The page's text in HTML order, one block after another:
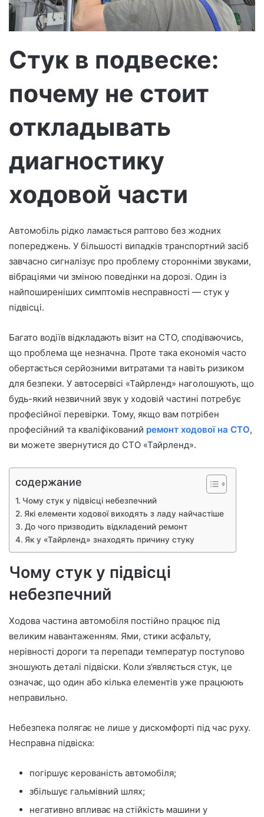
Стук в подвеске:
почему не стоит
откладывать
диагностику
ходовой части
Автомобіль рідко ламається раптово без жодних
попереджень. У більшості випадків транспортний засіб
завчасно сигналізує про проблему сторонніми звуками,
вібраціями чи зміною поведінки на дорозі. Один із
найпоширеніших симптомів несправності — стук у
підвісці.
Багато водіїв відкладають візит на СТО, сподіваючись,
що проблема ще незначна. Проте така економія часто
обертається серйозними витратами та навіть ризиком
для безпеки. У автосервісі «Тайрленд» наголошують, що
будь-який незвичний звук у ходовій частині потребує
професійної перевірки. Тому, якщо вам потрібен
професійний та кваліфікований ремонт ходової на СТО,
ви можете звернутися до СТО «Тайрленд».
содержание
Чому стук у підвісці небезпечний
Які елементи ходової виходять з ладу найчастіше
До чого призводить відкладений ремонт
Як у «Тайрленд» знаходять причину стуку
Чому стук у підвісці
небезпечний
Ходова частина автомобіля постійно працює під
великим навантаженням. Ями, стики асфальту,
нерівності дороги та перепади температур поступово
зношують деталі підвіски. Коли з’являється стук, це
означає, що один або кілька елементів уже працюють
неправильно.
Небезпека полягає не лише у дискомфорті під час руху.
Несправна підвіска:
погіршує керованість автомобіля;
збільшує гальмівний шлях;
негативно впливає на стійкість машини у